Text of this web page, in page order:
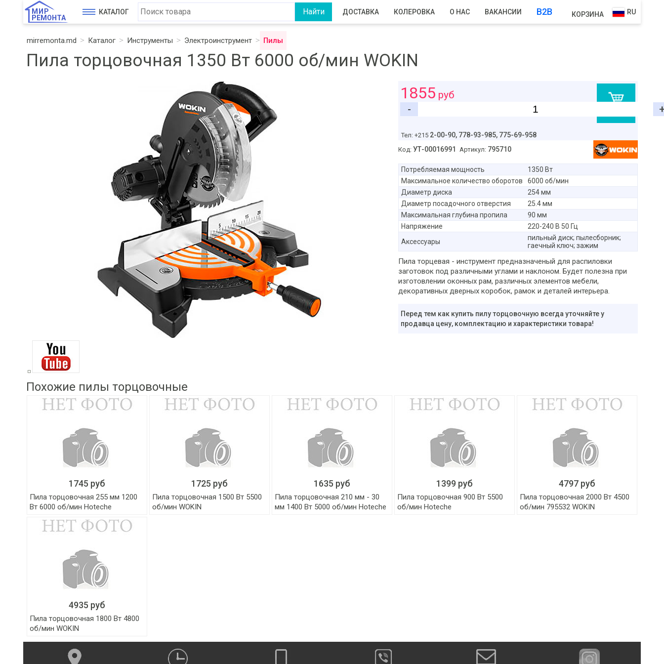
МИР
РЕМОНТА
КАТАЛОГ ДОСТАВКА КОЛЕРОВКА О НАС ВАКАНСИИ B2B КОРЗИНА RU
mirremonta.md Каталог Инструменты Электроинструмент Пилы
Пила торцовочная 1350 Вт 6000 об/мин WOKIN
1855 руб
-
Тел: +215 2-00-90, 778-93-985, 775-69-958
Код: УТ-00016991 Артикул: 795710
Потребляемая мощность
1350 Вт
Максимальное количество оборотов
6000 об/мин
Диаметр диска
254 мм
Диаметр посадочного отверстия
25.4 мм
Максимальная глубина пропила
90 мм
Напряжение
220-240 В 50 Гц
Аксессуары
пильный диск; пылесборник;
гаечный ключ; зажим
Пила торцевая - инструмент предназначеный для распиловки
заготовок под различными углами и наклоном. Будет полезна при
изготовлении оконных рам, различных элементов мебели,
декоративных дверных коробок, рамок и деталей интерьера.
Перед тем как купить пилу торцовочную всегда уточняйте у
продавца цену, комплектацию и характеристики товара!
Похожие пилы торцовочные
1745 руб
Пила торцовочная 255 мм 1200
Вт 6000 об/мин Hoteche
1725 руб
Пила торцовочная 1500 Вт 5500
об/мин WOKIN
1635 руб
Пила торцовочная 210 мм - 30
мм 1400 Вт 5000 об/мин Hoteche
1399 руб
Пила торцовочная 900 Вт 5500
об/мин Hoteche
4797 руб
Пила торцовочная 2000 Вт 4500
об/мин 795532 WOKIN
4935 руб
Пила торцовочная 1800 Вт 4800
об/мин WOKIN